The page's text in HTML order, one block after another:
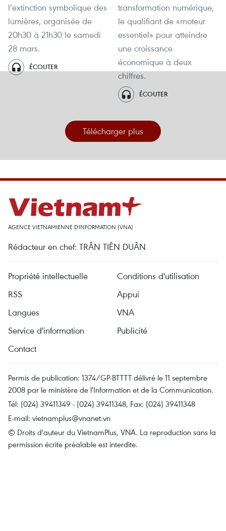
l’extinction symbolique des
lumières, organisée de
20h30 à 21h30 le samedi
28 mars.
ÉCOUTER
transformation numérique,
le qualifiant de «moteur
essentiel» pour atteindre
une croissance
économique à deux
chiffres.
ÉCOUTER
Télécharger plus
AGENCE VIETNAMIENNE D'INFORMATION (VNA)
Rédacteur en chef: TRÂN TIÊN DUÂN
Propriété intellectuelle
Conditions d'utilisation
RSS
Appui
Langues
VNA
Service d'information
Publicité
Contact
Permis de publication: 1374/GP-BTTTT délivré le 11 septembre
2008 par le ministère de l'Information et de la Communication.
Tél: (024) 39411349 - (024) 39411348, Fax: (024) 39411348
E-mail: vietnamplus@vnanet.vn
© Droits d'auteur du VietnamPlus, VNA. La reproduction sans la
permission écrite préalable est interdite.